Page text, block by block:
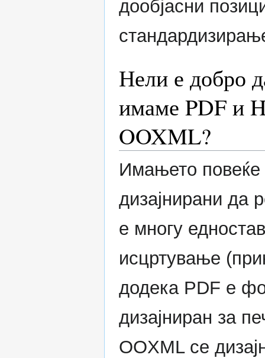
дообјасни
Нели е добро
имаме PDF и
OOXML?
Имањето повеќе
дизајнирани да
е многу
исцртување
додека PDF е
дизајниран за
OOXML се